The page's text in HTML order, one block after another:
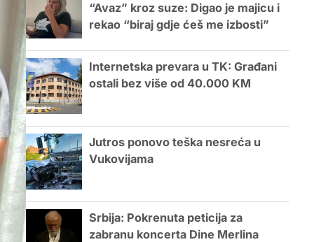
“Avaz” kroz suze: Digao je majicu i
rekao “biraj gdje ćeš me izbosti”
Internetska prevara u TK: Građani
ostali bez više od 40.000 KM
Jutros ponovo teška nesreća u
Vukovijama
Srbija: Pokrenuta peticija za
zabranu koncerta Dine Merlina